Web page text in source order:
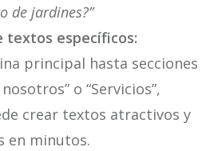
de jardines?”
textos específicos:
principal hasta secciones
o “Servicios”,
crear textos atractivos y
en minutos.